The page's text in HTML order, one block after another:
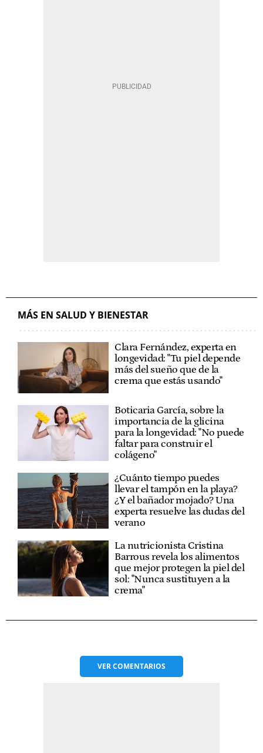
MÁS EN SALUD Y BIENESTAR
Clara Fernández, experta en
longevidad: "Tu piel depende
más del sueño que de la
crema que estás usando"
Boticaria García, sobre la
importancia de la glicina
para la longevidad: "No puede
faltar para construir el
colágeno"
¿Cuánto tiempo puedes
llevar el tampón en la playa?
¿Y el bañador mojado? Una
experta resuelve las dudas del
verano
La nutricionista Cristina
Barrous revela los alimentos
que mejor protegen la piel del
sol: "Nunca sustituyen a la
crema"
VERCOMENTARIOS